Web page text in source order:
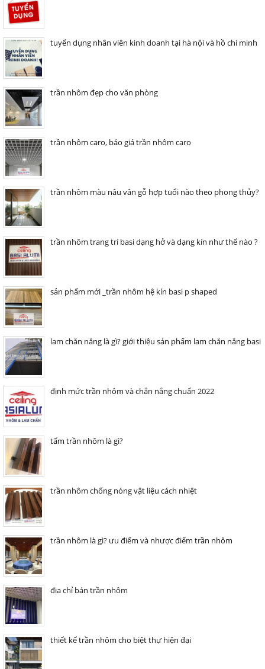
tuyển dụng nhân viên kinh doanh tại hà nội và hồ chí minh
trần nhôm đẹp cho văn phòng
trần nhôm caro, báo giá trần nhôm caro
trần nhôm màu nâu vân gỗ hợp tuổi nào theo phong thủy?
trần nhôm trang trí basi dạng hở và dạng kín như thế nào ?
sản phẩm mới _trần nhôm hệ kín basi p shaped
lam chắn nắng là gì? giới thiệu sản phẩm lam chắn nắng basi
định mức trần nhôm và chắn nắng chuẩn 2022
tấm trần nhôm là gì?
trần nhôm chống nóng vật liệu cách nhiệt
trần nhôm là gì? ưu điểm và nhược điểm trần nhôm
địa chỉ bán trần nhôm
thiết kế trần nhôm cho biệt thự hiện đại